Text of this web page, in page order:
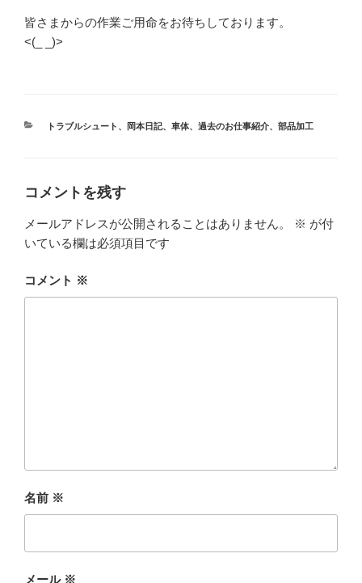
皆さまからの作業ご用命をお待ちしております。
<(_ _)>
カトラブルシュート 、 岡本日記、 車体、 過去のお仕事紹介、 部品加工
コメントを残す
メールアドレスが公開されることはありません。 ※ が付
いている欄は必須項目です
コメント ※
名前 ※
メール ※